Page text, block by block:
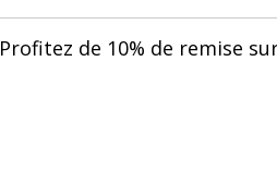
Profitez de 10% de remise